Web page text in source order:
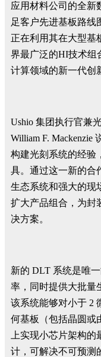
应用材料公司的全新
足客户先进基板路线
正在利用其在大型基
界最广泛的HI技术组
计算领域的新一代创
Ushio 集团执行官兼
William F. Mackenzie
构建光刻系统的经验
具。通过这一新的合
生态系统和强大的现
扩大产品组合，为封
决方案。
新的 DLT 系统是唯
率，同时提供大批量
该系统能够对小于 2
何基板（包括晶圆或
上实现小芯片架构
计，可解决不可预测